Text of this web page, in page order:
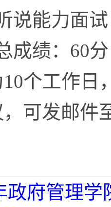
说能力面
成绩：60分
个工作日
可发邮件
政府管理